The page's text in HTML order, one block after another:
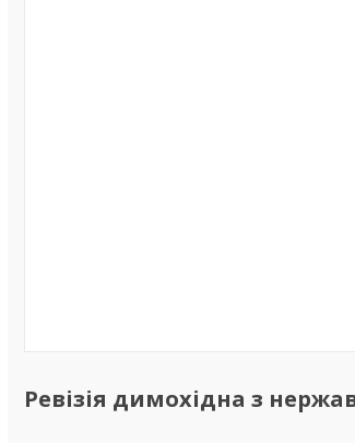
Ревізія димохідна з